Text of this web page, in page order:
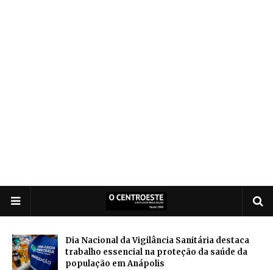
Dia Nacional da Vigilância Sanitária destaca
trabalho essencial na proteção da saúde da
população em Anápolis